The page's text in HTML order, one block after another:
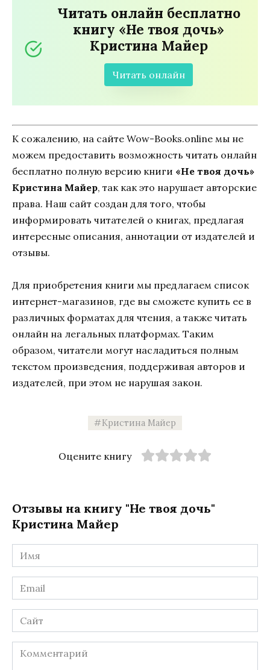
Читать онлайн бесплатно
книгу «Не твоя дочь»
Кристина Майер
Читать онлайн
К сожалению, на сайте Wow-Books.online мы не
можем предоставить возможность читать онлайн
бесплатно полную версию книги «Не твоя дочь»
Кристина Майер, так как это нарушает авторские
права. Наш сайт создан для того, чтобы
информировать читателей о книгах, предлагая
интересные описания, аннотации от издателей и
отзывы.
Для приобретения книги мы предлагаем список
интернет-магазинов, где вы сможете купить ее в
различных форматах для чтения, а также читать
онлайн на легальных платформах. Таким
образом, читатели могут насладиться полным
текстом произведения, поддерживая авторов и
издателей, при этом не нарушая закон.
Кристина Майер
Оцените книгу
Отзывы на книгу "Не твоя дочь"
Кристина Майер
Имя
*
Email
*
Сайт
Комментарий